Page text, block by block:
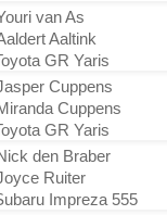
van As
Aaltink
GR Yaris
Cuppens
Cuppens
GR Yaris
den Braber
Ruiter
Impreza 555